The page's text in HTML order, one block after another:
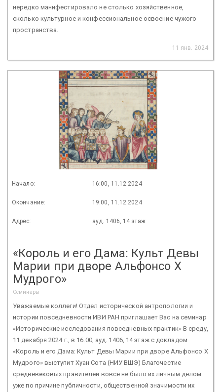
нередко манифестировало не столько хозяйственное,
сколько культурное и конфессиональное освоение чужого
пространства.
11 янв. 2024
Начало: 16:00, 11.12.2024
Окончание: 19:00, 11.12.2024
Адрес: ауд. 1406, 14 этаж
«Король и его Дама: Культ Девы
Марии при дворе Альфонсо Х
Мудрого»
Семинары
Уважаемые коллеги! Отдел исторической антропологии и
истории повседневности ИВИ РАН приглашает Вас на семинар
«Исторические исследования повседневных практик» В среду,
11 декабря 2024 г., в 16.00, ауд. 1406, 14 этаж с докладом
«Король и его Дама: Культ Девы Марии при дворе Альфонсо Х
Мудрого» выступит Хуан Сота (НИУ ВШЭ) Благочестие
средневековых правителей вовсе не было их личным делом
уже по причине публичности, общественной значимости их